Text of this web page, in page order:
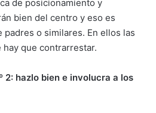
de posicionamiento y
bien del centro y eso es
o similares. En ellos las
que contrarrestar.
2: hazlo bien e involucra a los